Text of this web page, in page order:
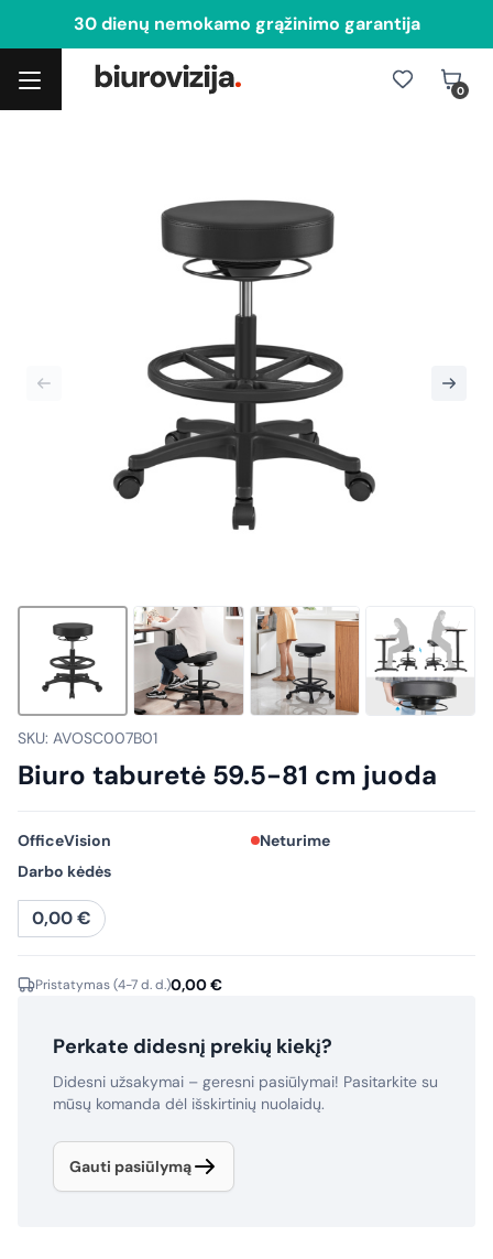
30 dienų nemokamo grąžinimo garantija
0
SKU: AVOSC007B01
Biuro taburetė 59.5-81 cm juoda
OfficeVision
Neturime
Darbo kėdės
0,00€
Pristatymas (4-7 d. d.)0,00€
Perkate didesnį prekių kiekį?
Didesni užsakymai – geresni pasiūlymai! Pasitarkite su
mūsų komanda dėl išskirtinių nuolaidų.
Gauti pasiūlymą